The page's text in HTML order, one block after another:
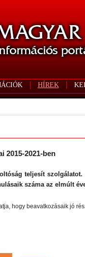
HÍREK
2015-2021-ben
teljesít
száma az elmúlt
hogy beavatkozásaik jó